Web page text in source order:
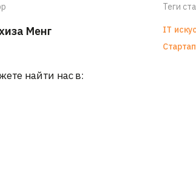
Менг
Теги
IT
Стартап
найти нас в: